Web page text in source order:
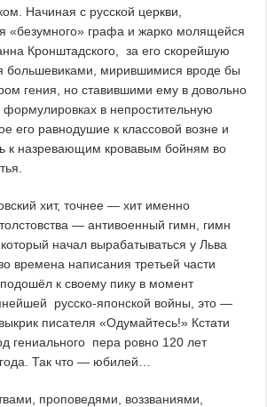
Начиная с русской церкви,
«безумного» графа и жарко молящейся
Кронштадского, за его скорейшую
большевиками, мирившимися вроде бы
гения, но ставившими ему в довольно
формулировках в непростительную
его равнодушие к классовой возне и
к назревающим кровавым бойням во
хит, точнее — хит именно
— антивоенный гимн, гимн
начал вырабатываться у Льва
времена написания третьей части
к своему пику в момент
русско-японской войны, это —
писателя «Одумайтесь!» Кстати
гениального пера ровно 120 лет
Так что — юбилей…
проповедями, воззваниями,